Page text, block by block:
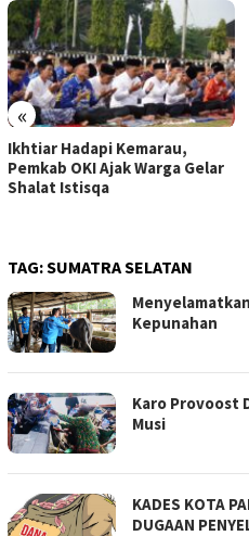
«
Ikhtiar Hadapi Kemarau,
Pemkab OKI Ajak Warga Gelar
Shalat Istisqa
TAG:SUMATRA SELATAN
Kepunahan
Karo Provoost
Musi
KADES KOTA
DUGAAN